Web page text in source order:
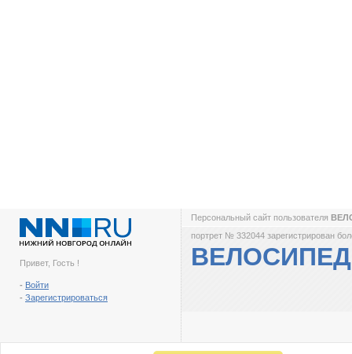
Привет, Гость !
- Войти
- Зарегистрироваться
Персональный сайт пользователя
портрет № 332044 зарегистрирован